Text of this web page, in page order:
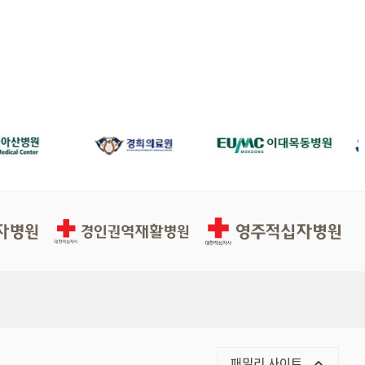
경인권역재활병원 영주적십자병원